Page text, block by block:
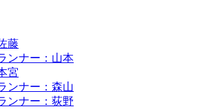
藤
ンナー：山本
宮
ンナー：森山
ンナー：荻野